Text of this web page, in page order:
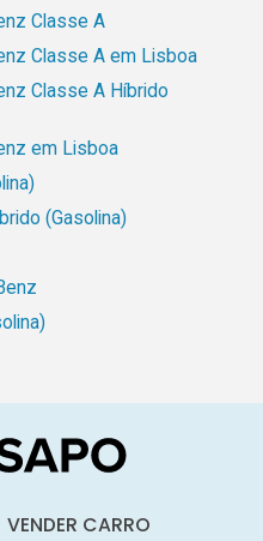
Classe A
Classe A em Lisboa
Classe A Híbrido
em Lisboa
(Gasolina)
VENDER CARRO